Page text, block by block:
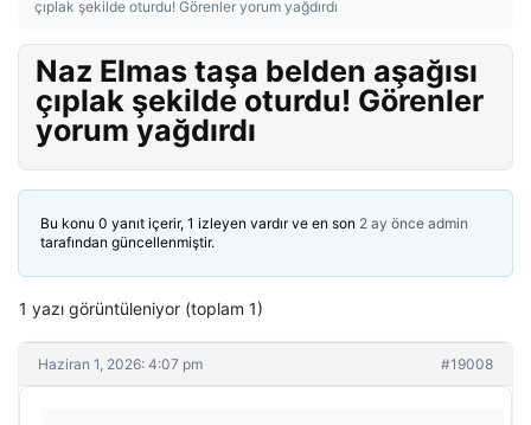
çıplak şekilde oturdu! Görenler yorum yağdırdı
Naz Elmas taşa belden aşağısı
çıplak şekilde oturdu! Görenler
yorum yağdırdı
Bu konu 0 yanıt içerir, 1 izleyen vardır ve en son 2 ay önce admin
tarafından güncellenmiştir.
1 yazı görüntüleniyor (toplam 1)
Haziran 1, 2026: 4:07 pm #19008